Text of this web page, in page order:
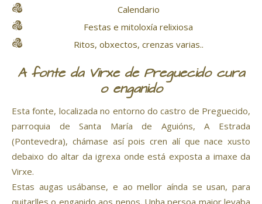
Calendario
Festas e mitoloxía relixiosa
Ritos, obxectos, crenzas varias..
A fonte da Virxe de Preguecido cura
o enganido
Esta fonte, localizada no entorno do castro de Preguecido,
parroquia de Santa María de Aguións, A Estrada
(Pontevedra), chámase así pois cren alí que nace xusto
debaixo do altar da igrexa onde está exposta a imaxe da
Virxe.
Estas augas usábanse, e ao mellor aínda se usan, para